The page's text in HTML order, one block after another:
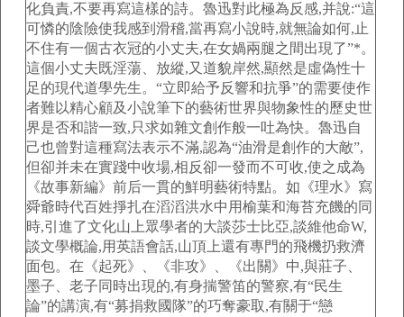
化負責,不要再寫這樣的詩。魯迅對此極為反感,并說:“這
可憐的陰險使我感到滑稽,當再寫小說時,就無論如何,止
不住有一個古衣冠的小丈夫,在女媧兩腿之間出現了”*。
這個小丈夫既淫蕩、放縱,又道貌岸然,顯然是虛偽性十
足的現代道學先生。“立即給予反響和抗爭”的需要使作
者難以精心顧及小說筆下的藝術世界與物象性的歷史世
界是否和諧一致,只求如雜文創作般一吐為快。魯迅自
己也曾對這種寫法表示不滿,認為“油滑是創作的大敵”,
但卻并未在實踐中收場,相反卻一發而不可收,使之成為
《故事新編》前后一貫的鮮明藝術特點。如《理水》寫
舜爺時代百姓掙扎在滔滔洪水中用榆葉和海苔充饑的同
時,引進了文化山上眾學者的大談莎士比亞,談維他命W,
談文學概論,用英語會話,山頂上還有專門的飛機扔救濟
面包。在《起死》、《非攻》、《出關》中,與莊子、
墨子、老子同時出現的,有身揣警笛的警察,有“民生
論”的講演,有“募捐救國隊”的巧奪豪取,有關于“戀